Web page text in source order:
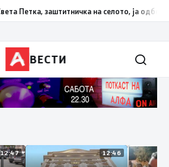
заштитничка на селото, ја
ВЕСТИ
12:47 12:46